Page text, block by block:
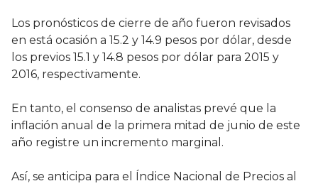
Los pronósticos de cierre de año fueron revisados
en está ocasión a 15.2 y 14.9 pesos por dólar, desde
los previos 15.1 y 14.8 pesos por dólar para 2015 y
2016, respectivamente.
En tanto, el consenso de analistas prevé que la
inflación anual de la primera mitad de junio de este
año registre un incremento marginal.
Así, se anticipa para el Índice Nacional de Precios al